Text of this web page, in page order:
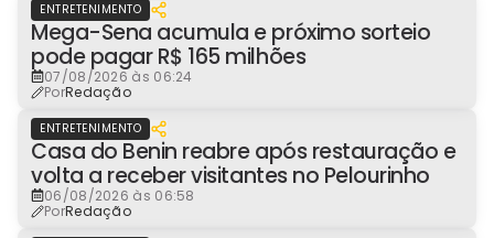
ENTRETENIMENTO
Mega-Sena acumula e próximo sorteio
pode pagar R$ 165 milhões
07/08/2026 às 06:24
PorRedação
ENTRETENIMENTO
Casa do Benin reabre após restauração e
volta a receber visitantes no Pelourinho
06/08/2026 às 06:58
PorRedação